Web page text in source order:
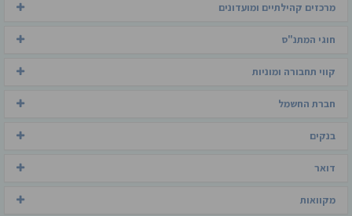
מרכזים קהילתיים ומועדונים
חוגי המתנ"ס
קווי תחבורה ומוניות
חברת החשמל
בנקים
דואר
מקוואות